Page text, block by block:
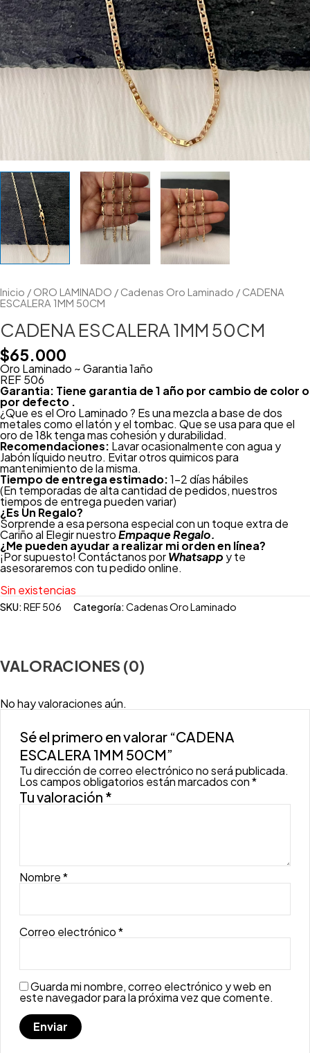
Inicio / ORO LAMINADO / Cadenas Oro Laminado / CADENA
ESCALERA 1MM 50CM
CADENA ESCALERA 1MM 50CM
$65.000
Oro Laminado ~ Garantia 1año
REF 506
Garantia: Tiene garantia de 1 año por cambio de color o
por defecto .
¿Que es el Oro Laminado ? Es una mezcla a base de dos
metales como el latón y el tombac. Que se usa para que el
oro de 18k tenga mas cohesión y durabilidad.
Recomendaciones: Lavar ocasionalmente con agua y
Jabón líquido neutro. Evitar otros quimicos para
mantenimiento de la misma.
Tiempo de entrega estimado:1-2 días hábiles
(En temporadas de alta cantidad de pedidos, nuestros
tiempos de entrega pueden variar)
¿Es Un Regalo?
Sorprende a esa persona especial con un toque extra de
Cariño al Elegir nuestroEmpaque Regalo.
¿Me pueden ayudar a realizar mi orden en línea?
¡Por supuesto! Contáctanos porWhatsapp y te
asesoraremos con tu pedido online.
Sin existencias
SKU:REF 506 Categoría:Cadenas Oro Laminado
VALORACIONES (0)
No hay valoraciones aún.
Sé el primero en valorar “CADENA
ESCALERA 1MM 50CM”
Tu dirección de correo electrónico no será publicada.
Los campos obligatorios están marcados con*
Tu valoración *
Nombre*
Correo electrónico*
Guarda mi nombre, correo electrónico y web en
este navegador para la próxima vez que comente.